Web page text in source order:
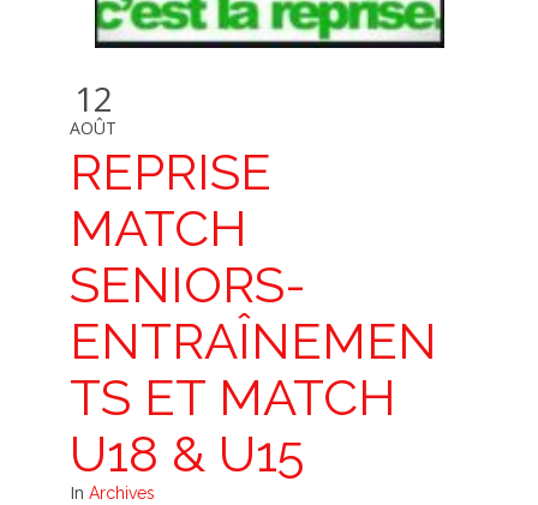
12
AOÛT
REPRISE
MATCH
SENIORS-
ENTRAÎNEMEN
TS ET MATCH
U18 & U15
In Archives